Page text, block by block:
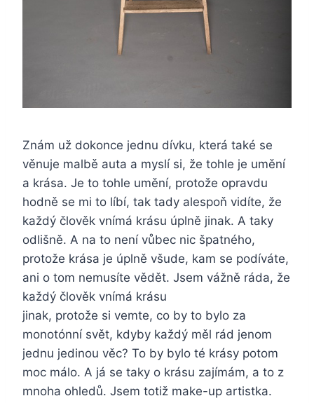
Znám už dokonce jednu dívku, která také se
věnuje malbě auta a myslí si, že tohle je umění
a krása. Je to tohle umění, protože opravdu
hodně se mi to líbí, tak tady alespoň vidíte, že
každý člověk vnímá krásu úplně jinak. A taky
odlišně. A na to není vůbec nic špatného,
protože krása je úplně všude, kam se podíváte,
ani o tom nemusíte vědět. Jsem vážně ráda, že
každý člověk vnímá krásu
jinak, protože si vemte, co by to bylo za
monotónní svět, kdyby každý měl rád jenom
jednu jedinou věc? To by bylo té krásy potom
moc málo. A já se taky o krásu zajímám, a to z
mnoha ohledů. Jsem totiž make-up artistka.